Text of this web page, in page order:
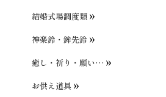
結婚式場調度類
神楽鈴・鉾先鈴
癒し・祈り・願い…
お供え道具